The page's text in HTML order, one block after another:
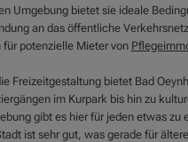
Umgebung bietet sie ideale
an das öffentliche
für potenzielle Mieter von
Freizeitgestaltung bietet Bad
im Kurpark bis hin zu
gibt es hier für jeden etwas
ist sehr gut, was gerade für